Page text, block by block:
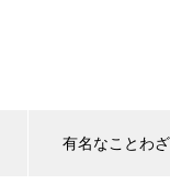
有名なことわざ